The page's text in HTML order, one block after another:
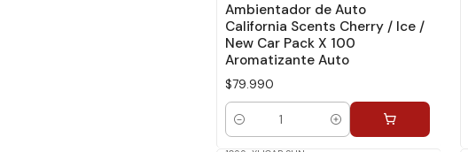
Ambientador de Auto
California Scents Cherry / Ice /
New Car Pack X 100
Aromatizante Auto
$79.990
Cantidad